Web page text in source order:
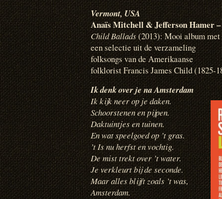
Vermont, USA
Anaïs Mitchell & Jefferson Hamer –
Child Ballads(2013): Mooi album met
een selectie uit de verzameling
folksongs van de Amerikaanse
folklorist Francis James Child (1825-
Ik denk over je na Amsterdam
Ik kijk neer op je daken.
Schoorstenen en pijpen.
Daktuintjes en tuinen.
En wat speelgoed op ’t gras.
’t Is nu herfst en vochtig.
De mist trekt over ’t water.
Je verkleurt bij de seconde.
Maar alles blijft zoals ’t was,
Amsterdam.